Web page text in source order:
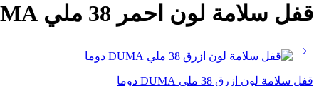
قفل سلامة لون احمر 38 ملي DUMA دوما
قفل سلامة لون ازرق 38 ملي DUMA دوما